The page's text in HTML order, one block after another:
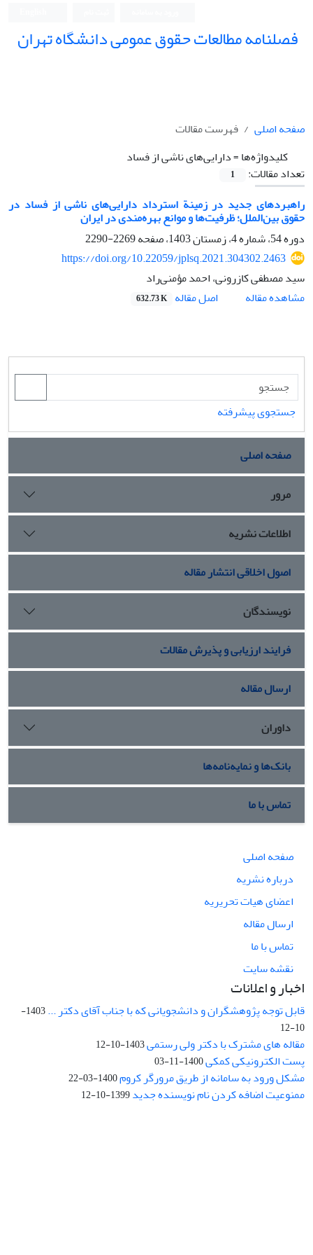
فصلنامه مطالعات حقوق عمومی دانشگاه تهران
صفحه اصلی
فهرست مقالات
کلیدواژه‌ها =‏دارایی‌های ناشی از فساد
تعداد مقالات:
1
راهبردهای جدید در زمینة استرداد دارایی‌های ناشی از فساد در
حقوق ‏بین‌الملل؛ ظرفیت‌ها و موانع بهره‌مندی در ایران
دوره 54، شماره 4، زمستان 1403، صفحه
2269-2290
https://doi.org/10.22059/jplsq.2021.304302.2463
سید مصطفی کازرونی، احمد مؤمنی‌راد
مشاهده مقاله
اصل مقاله 632.73 K
جستجوی پیشرفته
صفحه اصلی
مرور
اطلاعات نشریه
اصول اخلاقی انتشار مقاله
نویسندگان
فرایند ارزیابی و پذیرش مقالات
ارسال مقاله
داوران
بانک‌ها و نمایه‌نامه‌ها
تماس با ما
صفحه اصلی
درباره نشریه
اعضای هیات تحریریه
ارسال مقاله
تماس با ما
نقشه سایت
اخبار و اعلانات
قابل توجه پژوهشگران و دانشجویانی که با جناب آقای دکتر ...
1403-
10-12
مقاله های مشترک با دکتر ولی رستمی1403-10-12
پست الکترونیکی کمکی1400-11-03
مشکل ورود به سامانه از طریق مرورگر کروم1400-03-22
ممنوعیت اضافه کردن نام نویسنده جدید1399-10-12